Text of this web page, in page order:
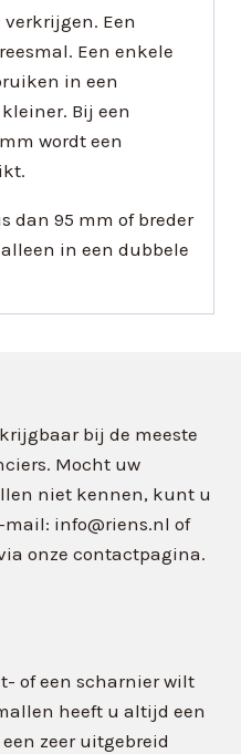
Een
Een enkele
in een
Bij een
wordt een
dan 95 mm of breder
in een dubbele
bij de meeste
Mocht uw
niet kennen, kunt u
info@riens.nl of
onze contactpagina.
of een scharnier wilt
heeft u altijd een
zeer uitgebreid